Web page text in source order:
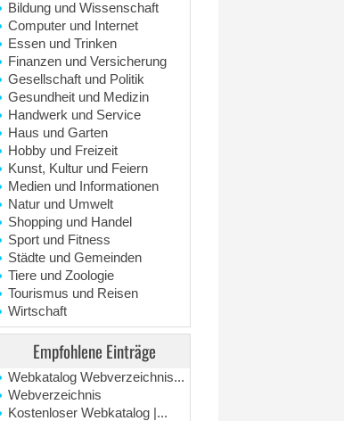
Bildung und Wissenschaft
Computer und Internet
Essen und Trinken
Finanzen und Versicherung
Gesellschaft und Politik
Gesundheit und Medizin
Handwerk und Service
Haus und Garten
Hobby und Freizeit
Kunst, Kultur und Feiern
Medien und Informationen
Natur und Umwelt
Shopping und Handel
Sport und Fitness
Städte und Gemeinden
Tiere und Zoologie
Tourismus und Reisen
Wirtschaft
Empfohlene Einträge
Webkatalog Webverzeichnis...
Webverzeichnis
Kostenloser Webkatalog |...